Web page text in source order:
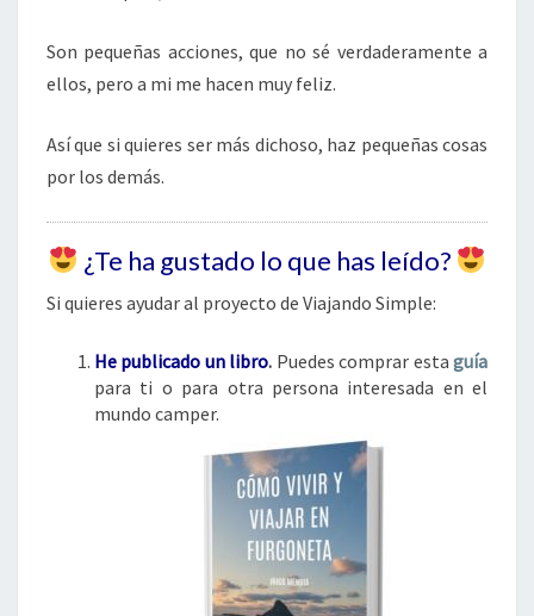
Son pequeñas acciones, que no sé verdaderamente a
ellos, pero a mi me hacen muy feliz.
Así que si quieres ser más dichoso, haz pequeñas cosas
por los demás.
¿Te ha gustado lo que has leído?
Si quieres ayudar al proyecto de Viajando Simple:
He publicado un libro. Puedes comprar estaguía
para ti o para otra persona interesada en el
mundo camper.